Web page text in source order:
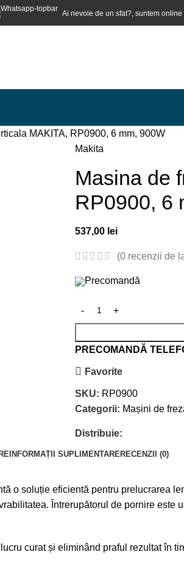
Ai nevoie de un sfat?, suntem online
MAKITA, RP0900, 6 mm, 900W
Makita
Masina de
RP0900, 6
537,00 lei
(0 recenzii de
Precomandă
PRECOMANDĂ
Favorite
SKU: RP0900
Categorii: Mașini de
Distribuie:
INFORMAȚII SUPLIMENTARE RECENZII (0)
o soluție eficientă pentru prelucrarea
Întrerupătorul de pornire
curat și eliminând praful rezultat în